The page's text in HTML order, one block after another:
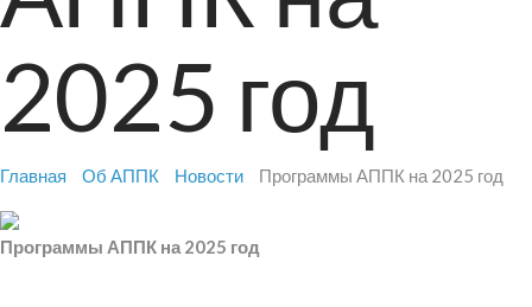
2025 год
Главная Об АППК Новости Программы АППК на 2025 год
Программы АППК на 2025 год